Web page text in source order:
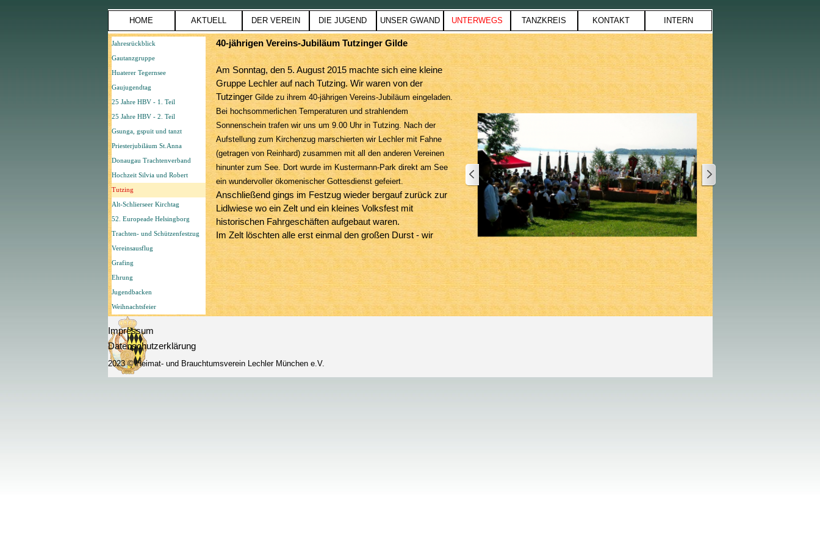
Menü überspringen
HOME AKTUELL ▼
DER VEREIN ▼
DIE JUGEND ▼
UNSER GWAND ▼
UNTERWEGS ▼
TANZKREIS ▼
KONTAKT INTERN
Menü überspringen
Jahresrückblick
Gautanzgruppe
Huaterer Tegernsee
Gaujugendtag
25 Jahre HBV - 1. Teil
25 Jahre HBV - 2. Teil
Gsunga, gspuit und tanzt
Priesterjubiläum St.Anna
Donaugau Trachtenverband
Hochzeit Silvia und Robert
Tutzing
Alt-Schlierseer Kirchtag
52. Europeade Helsingborg
Trachten- und Schützenfestzug
Vereinsausflug
Grafing
Ehrung
Jugendbacken
Weihnachtsfeier
40-jährigen Vereins-Jubiläum Tutzinger Gilde
Am Sonntag, den 5. August 2015 machte sich eine kleine
Gruppe Lechler auf nach Tutzing. Wir waren von der
TutzingerGilde zu ihrem 40-jährigen Vereins-Jubiläum eingeladen.
Bei hochsommerlichen Temperaturen und strahlendem
Sonnenschein trafen wir uns um 9.00 Uhr in Tutzing. Nach der
Aufstellung zum Kirchenzug marschierten wir Lechler mit Fahne
(getragen von Reinhard) zusammen mit all den anderen Vereinen
hinunter zum See. Dort wurde im Kustermann-Park direkt am See
ein wundervoller ökomenischer Gottesdienst gefeiert.
Anschließend gings im Festzug wieder bergauf zurück zur
Lidlwiese wo ein Zelt und ein kleines Volksfest mit
historischen Fahrgeschäften aufgebaut waren.
Im Zelt löschten alle erst einmal den großen Durst - wir
hatten 38° C! Unser tapferer Fahnenträger Reinhard bekam
von uns einen besonderen Applaus und eine Maß Bier
spendiert. Die Traubinger Blaskapelle und die Bläser der
Tutzinger Gilde übernahmen die musikalische Gestaltung
des Festes. Nach den Ansprachen und einigen
Ehrentänzen bekam die Tutzinger Gilde vom Bürgermeister
am späteren Nachmittag noch mit einer Abkühlung im
2023 © Heimat- und Brauchtumsverein Lechler München e.V.
Impressum
Datenschutzerklärung